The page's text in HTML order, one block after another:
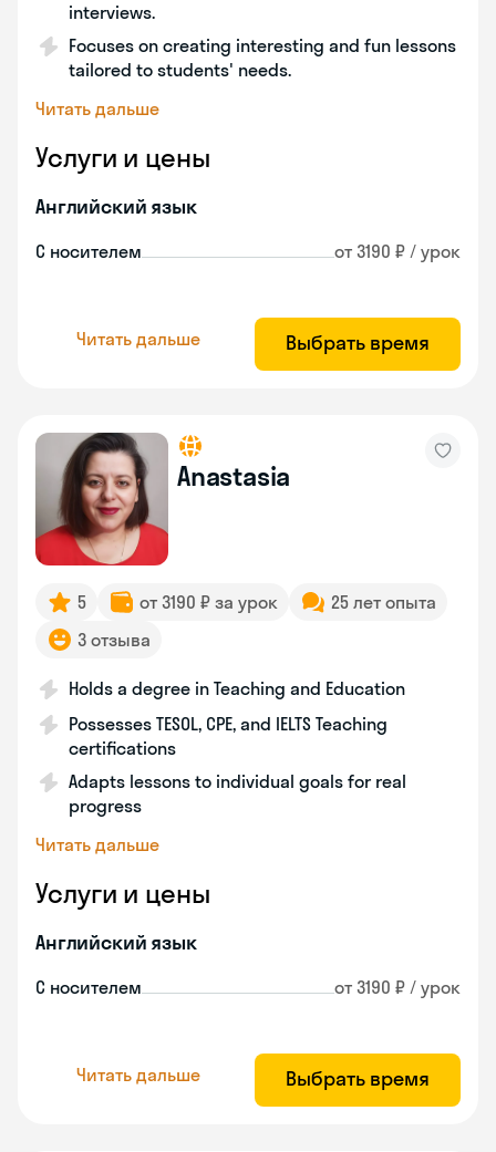
interviews.
Focuses on creating interesting and fun lessons
tailored to students' needs.
Читать дальше
Услуги и цены
Английский язык
С носителем от 3190 ₽ / урок
Читать дальше Выбрать время
Anastasia
5 от 3190 ₽ за урок
25 лет опыта
3 отзыва
Holds a degree in Teaching and Education
Possesses TESOL, CPE, and IELTS Teaching
certifications
Adapts lessons to individual goals for real
progress
Читать дальше
Услуги и цены
Английский язык
С носителем от 3190 ₽ / урок
Читать дальше Выбрать время